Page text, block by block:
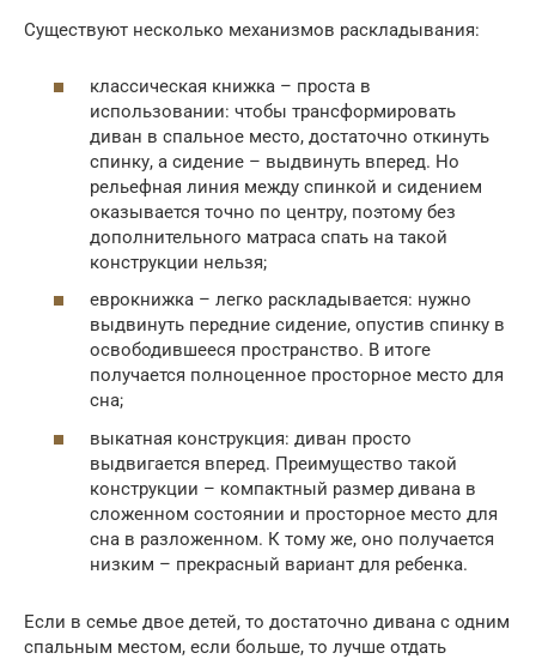
Существуют несколько механизмов раскладывания:
классическая книжка – проста в
использовании: чтобы трансформировать
диван в спальное место, достаточно откинуть
спинку, а сидение – выдвинуть вперед. Но
рельефная линия между спинкой и сидением
оказывается точно по центру, поэтому без
дополнительного матраса спать на такой
конструкции нельзя;
еврокнижка – легко раскладывается: нужно
выдвинуть передние сидение, опустив спинку в
освободившееся пространство. В итоге
получается полноценное просторное место для
сна;
выкатная конструкция: диван просто
выдвигается вперед. Преимущество такой
конструкции – компактный размер дивана в
сложенном состоянии и просторное место для
сна в разложенном. К тому же, оно получается
низким – прекрасный вариант для ребенка.
Если в семье двое детей, то достаточно дивана с одним
спальным местом, если больше, то лучше отдать